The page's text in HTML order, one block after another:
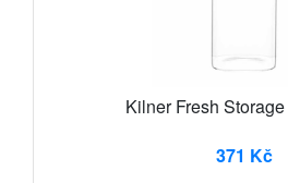
Kilner Fresh
371 Kč